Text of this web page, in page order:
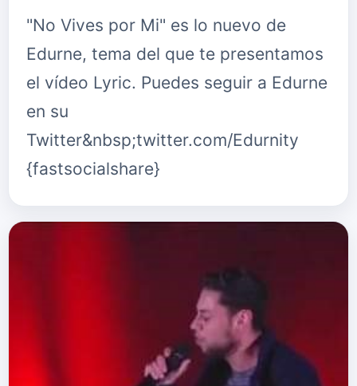
"No Vives por Mi" es lo nuevo de
Edurne, tema del que te presentamos
el vídeo Lyric. Puedes seguir a Edurne
en su
Twitter&nbsp;twitter.com/Edurnity
{fastsocialshare}